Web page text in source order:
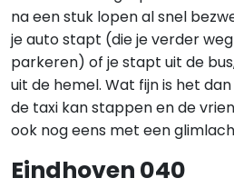
na een stuk lopen al snel
je auto stapt (die je verder
parkeren) of je stapt uit de
uit de hemel. Wat fijn is het
de taxi kan stappen en de
ook nog eens met een
Eindhoven 040